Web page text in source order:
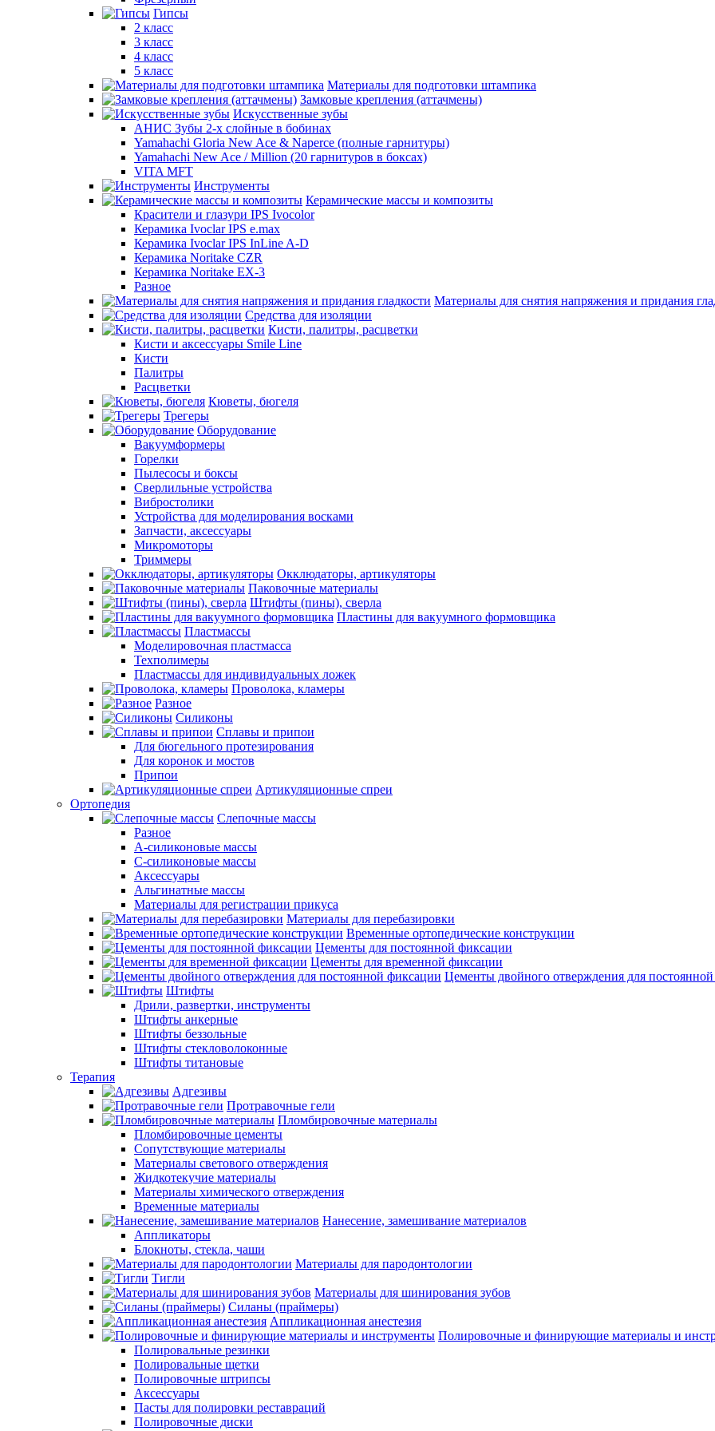
Гипсы
2 класс
3 класс
4 класс
5 класс
Материалы для подготовки штампика
Замковые крепления (аттачмены)
Искусственные зубы
АНИС Зубы 2-х слойные в бобинах
Yamahachi Gloria New Ace & Naperce (полные гарнитуры)
Yamahachi New Ace / Million (20 гарнитуров в боксах)
VITA MFT
Инструменты
Керамические массы и композиты
Красители и глазури IPS Ivocolor
Керамика Ivoclar IPS e.max
Керамика Ivoclar IPS InLine A-D
Керамика Noritake CZR
Керамика Noritake EX-3
Разное
Материалы для снятия напряжения и придания
Средства для изоляции
Кисти, палитры, расцветки
Кисти и аксессуары Smile Line
Кисти
Палитры
Расцветки
Кюветы, бюгеля
Трегеры
Оборудование
Вакуумформеры
Горелки
Пылесосы и боксы
Сверлильные устройства
Вибростолики
Устройства для моделирования восками
Запчасти, аксессуары
Микромоторы
Триммеры
Окклюдаторы, артикуляторы
Паковочные материалы
Штифты (пины), сверла
Пластины для вакуумного формовщика
Пластмассы
Моделировочная пластмасса
Техполимеры
Пластмассы для индивидуальных ложек
Проволока, кламеры
Разное
Силиконы
Сплавы и припои
Для бюгельного протезирования
Для коронок и мостов
Припои
Артикуляционные спреи
Ортопедия
Слепочные массы
Разное
А-силиконовые массы
С-силиконовые массы
Аксессуары
Альгинатные массы
Материалы для регистрации прикуса
Материалы для перебазировки
Временные ортопедические конструкции
Цементы для постоянной фиксации
Цементы для временной фиксации
Цементы двойного отверждения для
Штифты
Дрили, развертки, инструменты
Штифты анкерные
Штифты беззольные
Штифты стекловолоконные
Штифты титановые
Терапия
Адгезивы
Протравочные гели
Пломбировочные материалы
Пломбировочные цементы
Сопутствующие материалы
Материалы светового отверждения
Жидкотекучие материалы
Материалы химического отверждения
Временные материалы
Нанесение, замешивание материалов
Аппликаторы
Блокноты, стекла, чаши
Материалы для пародонтологии
Тигли
Материалы для шинирования зубов
Силаны (праймеры)
Аппликационная анестезия
Полировочные и финирующие материалы и
Полировальные резинки
Полировальные щетки
Полировочные штрипсы
Аксессуары
Пасты для полировки реставраций
Полировочные диски